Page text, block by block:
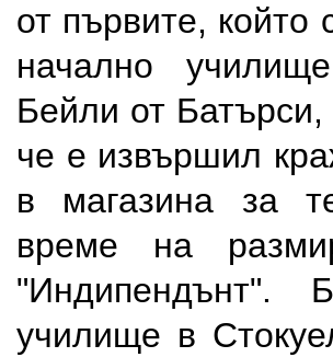
от първите, който
начално
Бейли от
че е извършил
в магазина за
време на
"Индипендънт".
училище в